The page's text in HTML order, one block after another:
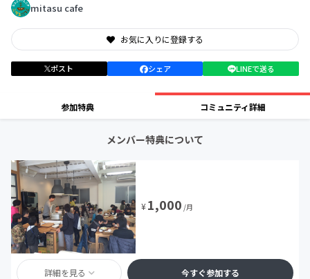
mitasu cafe
お気に入りに登録する
ポスト シェア LINEで送る
参加特典 コミュニティ詳細
メンバー特典について
¥1,000 /月
詳細を見る 今すぐ参加する